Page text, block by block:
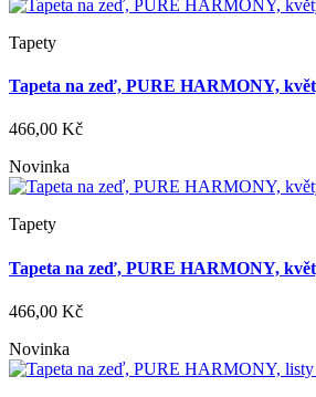
Tapety
Tapeta na zeď, PURE HARMONY,
466,00 Kč
Novinka
Tapety
Tapeta na zeď, PURE HARMONY,
466,00 Kč
Novinka